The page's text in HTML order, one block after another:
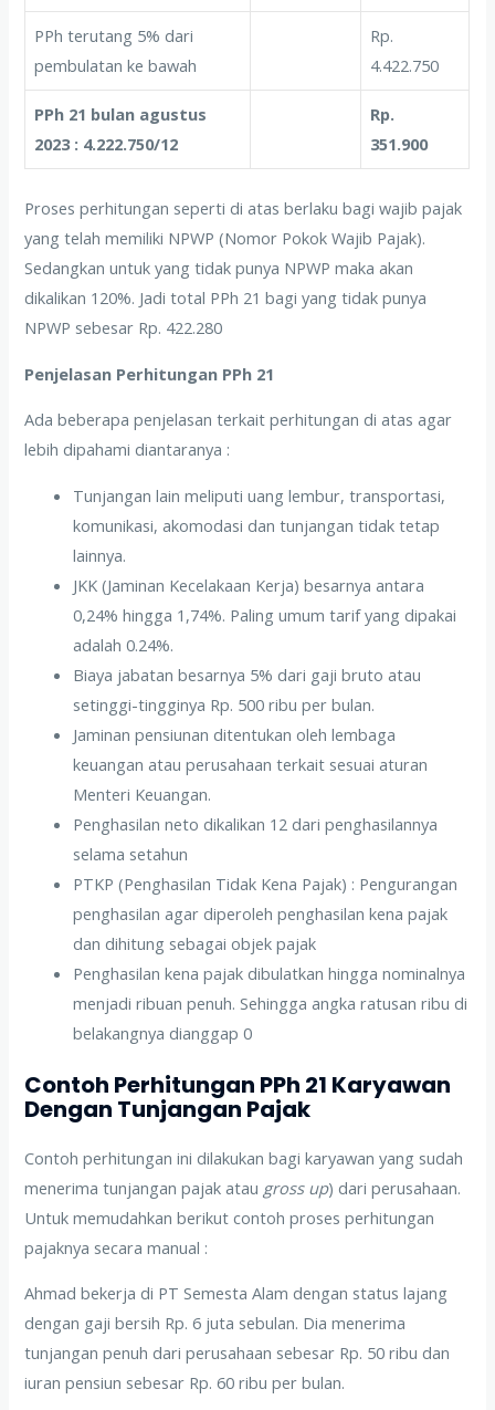
PPh terutang 5% dari
pembulatan ke bawah
Rp.
4.422.750
PPh 21 bulan agustus
2023 : 4.222.750/12
Rp.
351.900
Proses perhitungan seperti di atas berlaku bagi wajib pajak
yang telah memiliki NPWP (Nomor Pokok Wajib Pajak).
Sedangkan untuk yang tidak punya NPWP maka akan
dikalikan 120%. Jadi total PPh 21 bagi yang tidak punya
NPWP sebesar Rp. 422.280
Penjelasan Perhitungan PPh 21
Ada beberapa penjelasan terkait perhitungan di atas agar
lebih dipahami diantaranya :
Tunjangan lain meliputi uang lembur, transportasi,
komunikasi, akomodasi dan tunjangan tidak tetap
lainnya.
JKK (Jaminan Kecelakaan Kerja) besarnya antara
0,24% hingga 1,74%. Paling umum tarif yang dipakai
adalah 0.24%.
Biaya jabatan besarnya 5% dari gaji bruto atau
setinggi-tingginya Rp. 500 ribu per bulan.
Jaminan pensiunan ditentukan oleh lembaga
keuangan atau perusahaan terkait sesuai aturan
Menteri Keuangan.
Penghasilan neto dikalikan 12 dari penghasilannya
selama setahun
PTKP (Penghasilan Tidak Kena Pajak) : Pengurangan
penghasilan agar diperoleh penghasilan kena pajak
dan dihitung sebagai objek pajak
Penghasilan kena pajak dibulatkan hingga nominalnya
menjadi ribuan penuh. Sehingga angka ratusan ribu di
belakangnya dianggap 0
Contoh Perhitungan PPh 21 Karyawan
Dengan Tunjangan Pajak
Contoh perhitungan ini dilakukan bagi karyawan yang sudah
menerima tunjangan pajak atau gross up) dari perusahaan.
Untuk memudahkan berikut contoh proses perhitungan
pajaknya secara manual :
Ahmad bekerja di PT Semesta Alam dengan status lajang
dengan gaji bersih Rp. 6 juta sebulan. Dia menerima
tunjangan penuh dari perusahaan sebesar Rp. 50 ribu dan
iuran pensiun sebesar Rp. 60 ribu per bulan.